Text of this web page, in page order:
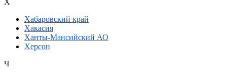
Х
Хабаровский край
Хакасия
Ханты-Мансийский АО
Херсон
Ч